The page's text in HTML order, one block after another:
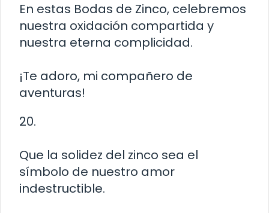
En estas Bodas de Zinco, celebremos
nuestra oxidación compartida y
nuestra eterna complicidad.
¡Te adoro, mi compañero de
aventuras!
20.
Que la solidez del zinco sea el
símbolo de nuestro amor
indestructible.